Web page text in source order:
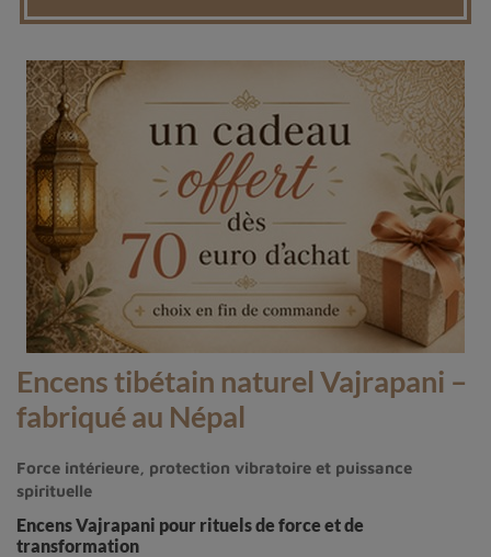
Encens tibétain naturel Vajrapani –
fabriqué au Népal
Force intérieure, protection vibratoire et puissance
spirituelle
Encens Vajrapani pour rituels de force et de
transformation